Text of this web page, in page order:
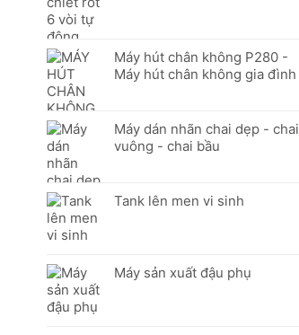
Máy hút chân không P280 -
Máy hút chân không gia đình
Máy dán nhãn chai dẹp - chai
vuông - chai bầu
Tank lên men vi sinh
Máy sản xuất đậu phụ